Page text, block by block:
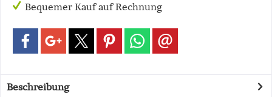
Bequemer Kauf auf Rechnung
Beschreibung